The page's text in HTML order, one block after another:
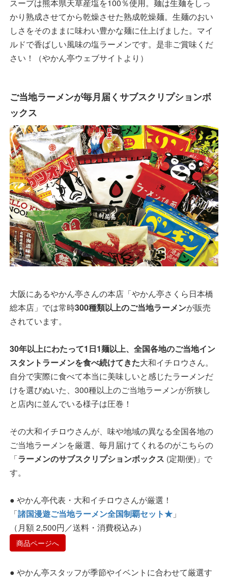
スープは熊本県天草産塩を100％使用。麺は生麺をしっ
かり熟成させてから乾燥させた熟成乾燥麺。生麺のおい
しさをそのままに味わい豊かな麺に仕上げました。マイ
ルドで香ばしい風味の塩ラーメンです。是非ご賞味くだ
さい！（やかん亭ウェブサイトより）
ご当地ラーメンが毎月届くサブスクリプションボ
ックス
大阪にあるやかん亭さんの本店「やかん亭さくら日本橋
総本店」では常時300種類以上のご当地ラーメンが販売
されています。
30年以上にわたって1日1麺以上、全国各地のご当地イン
スタントラーメンを食べ続けてきた大和イチロウさん。
自分で実際に食べて本当に美味しいと感じたラーメンだ
けを選びぬいた、300種以上のご当地ラーメンが所狭し
と店内に並んでいる様子は圧巻！
その大和イチロウさんが、味や地域の異なる全国各地の
ご当地ラーメンを厳選、毎月届けてくれるのがこちらの
「ラーメンのサブスクリプションボックス (定期便)」で
す。
● やかん亭代表・大和イチロウさんが厳選！
「諸国漫遊ご当地ラーメン全国制覇セット★ 」
（月額 2,500円／送料・消費税込み）
商品ページへ
● やかん亭スタッフが季節やイベントに合わせて厳選す